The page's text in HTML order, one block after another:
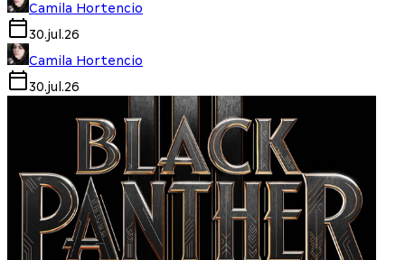
Camila Hortencio
30.jul.26
Camila Hortencio
30.jul.26